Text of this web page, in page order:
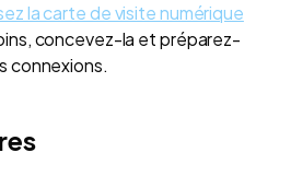
la carte de visite numérique
concevez-la et préparez-
connexions.